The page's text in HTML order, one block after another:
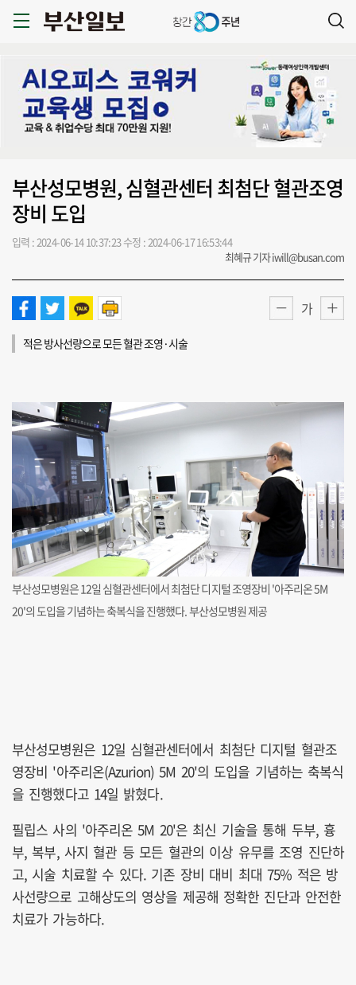
부산성모병원, 심혈관센터 최첨단 혈관조영
장비 도입
입력 : 2024-06-14 10:37:23수정 : 2024-06-17 16:53:44
최혜규 기자 iwill@busan.com
가
적은 방사선량으로 모든 혈관 조영·시술
부산성모병원은 12일 심혈관센터에서 최첨단 디지털 조영장비 '아주리온 5M
20'의 도입을 기념하는 축복식을 진행했다. 부산성모병원 제공
부산성모병원은 12일 심혈관센터에서 최첨단 디지털 혈관조
영장비 '아주리온(Azurion) 5M 20'의 도입을 기념하는 축복식
을 진행했다고 14일 밝혔다.
필립스 사의 '아주리온 5M 20'은 최신 기술을 통해 두부, 흉
부, 복부, 사지 혈관 등 모든 혈관의 이상 유무를 조영 진단하
고, 시술 치료할 수 있다. 기존 장비 대비 최대 75% 적은 방
사선량으로 고해상도의 영상을 제공해 정확한 진단과 안전한
치료가 가능하다.